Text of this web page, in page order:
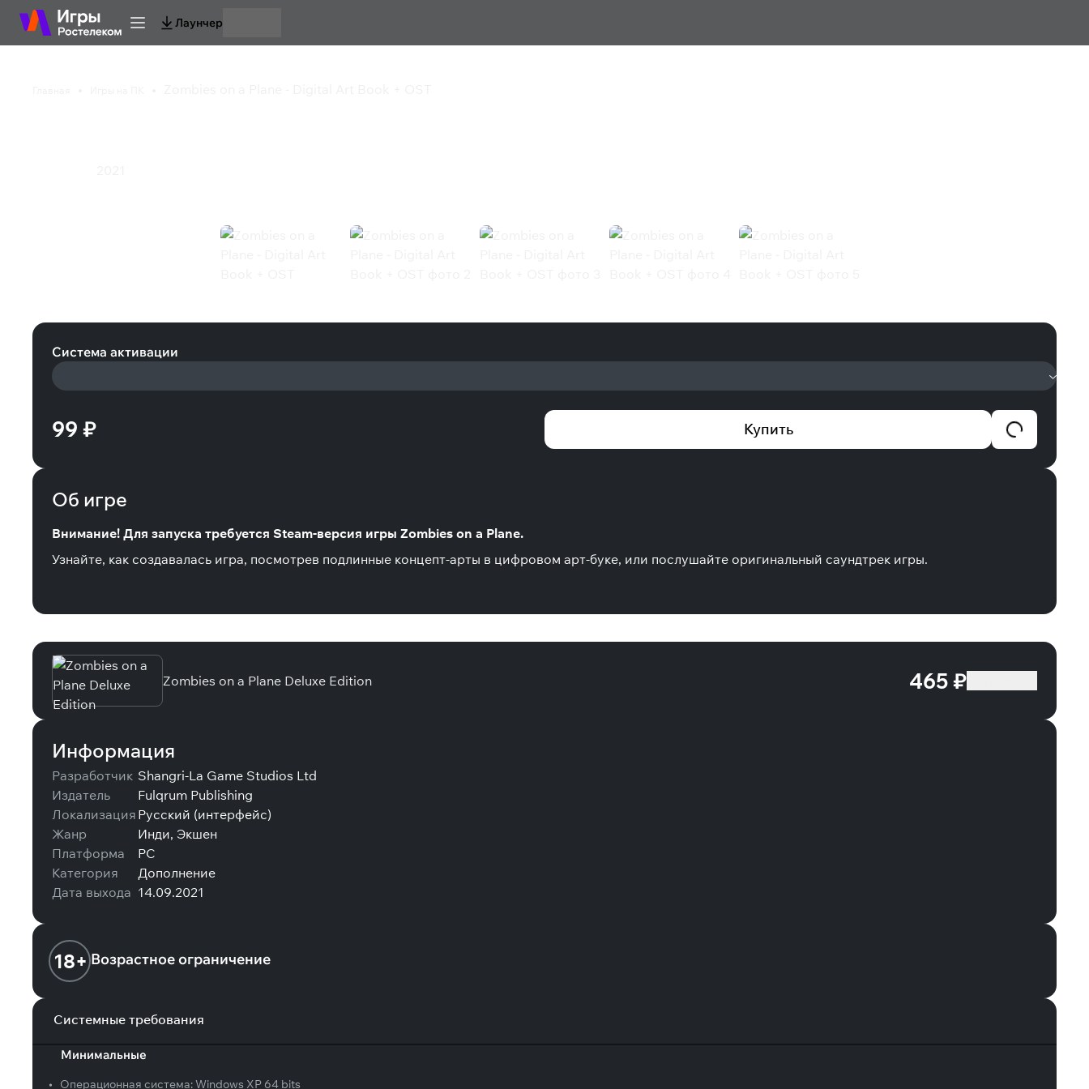
Лаунчер
Система активации
99 ₽ Купить
Об игре
Внимание! Для запуска требуется Steam-версия игры Zombies on a Plane.
Узнайте, как создавалась игра, посмотрев подлинные концепт-арты в цифровом арт-буке, или послушайте оригинальный саундтрек игры.
Zombies on a Plane Deluxe Edition 465 ₽
Информация
Разработчик Shangri-La Game Studios Ltd
Издатель
Fulqrum Publishing
Локализация Русский (интерфейс)
Жанр
Инди, Экшен
Платформа
PC
Категория
Дополнение
Дата выхода 14.09.2021
18+ Возрастное ограничение
Системные требования
Минимальные
• Операционная система:Windows XP 64 bits